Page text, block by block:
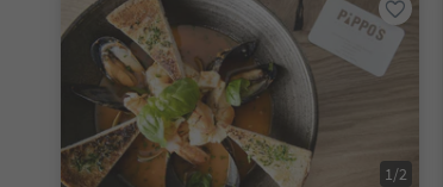
1/2